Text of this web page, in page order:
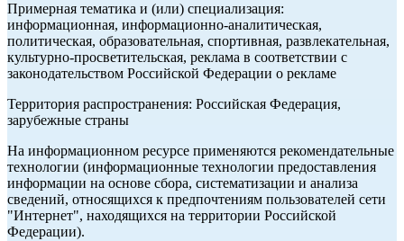
Примерная тематика и (или) специализация:
информационная, информационно-аналитическая,
политическая, образовательная, спортивная, развлекательная,
культурно-просветительская, реклама в соответствии с
законодательством Российской Федерации о рекламе
Территория распространения: Российская Федерация,
зарубежные страны
На информационном ресурсе применяются рекомендательные
технологии (информационные технологии предоставления
информации на основе сбора, систематизации и анализа
сведений, относящихся к предпочтениям пользователей сети
"Интернет", находящихся на территории Российской
Федерации).